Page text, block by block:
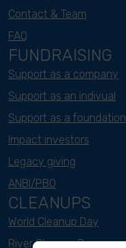
Contact & Team
FAQ
FUNDRAISING
Support as a company
Support as an indivual
Support as a foundation
Impact investors
Legacy giving
ANBI/PBO
CLEANUPS
World Cleanup Day
River Cleanup Days